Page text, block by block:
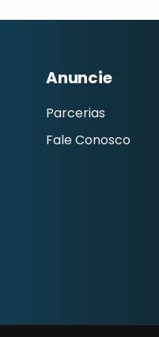
Anuncie
Parcerias
Fale Conosco